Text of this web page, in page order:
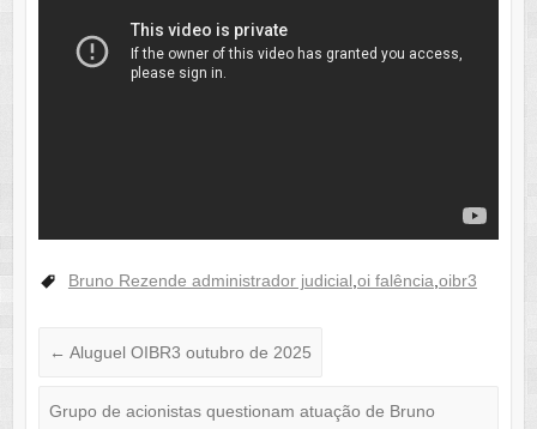
Bruno Rezende administrador judicial oi falência oibr3
← Aluguel OIBR3 outubro de 2025
Grupo de acionistas questionam atuação de Bruno